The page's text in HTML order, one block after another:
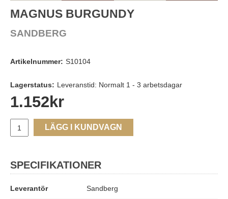
MAGNUS BURGUNDY
SANDBERG
Artikelnummer: S10104
Lagerstatus: Leveranstid: Normalt 1 - 3 arbetsdagar
1.152 kr
LÄGG I KUNDVAGN
SPECIFIKATIONER
Leverantör Sandberg